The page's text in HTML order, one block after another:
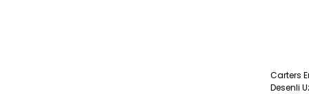
Carters
Desenli